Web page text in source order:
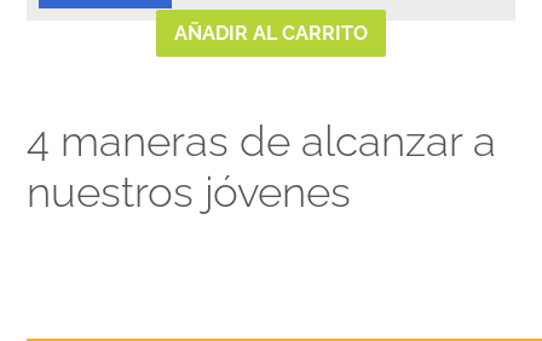
AÑADIR AL CARRITO
4 maneras de alcanzar a
nuestros jóvenes